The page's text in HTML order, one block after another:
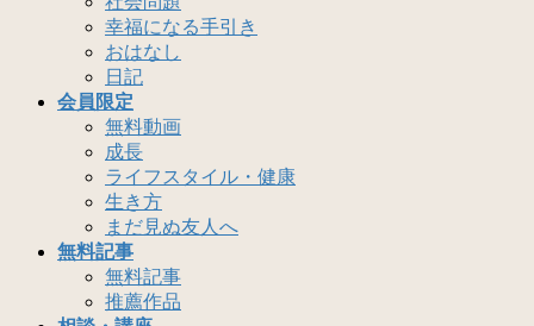
幸福になる手引き
おはなし
日記
会員限定
無料動画
成長
ライフスタイル・健康
生き方
まだ見ぬ友人へ
無料記事
無料記事
推薦作品